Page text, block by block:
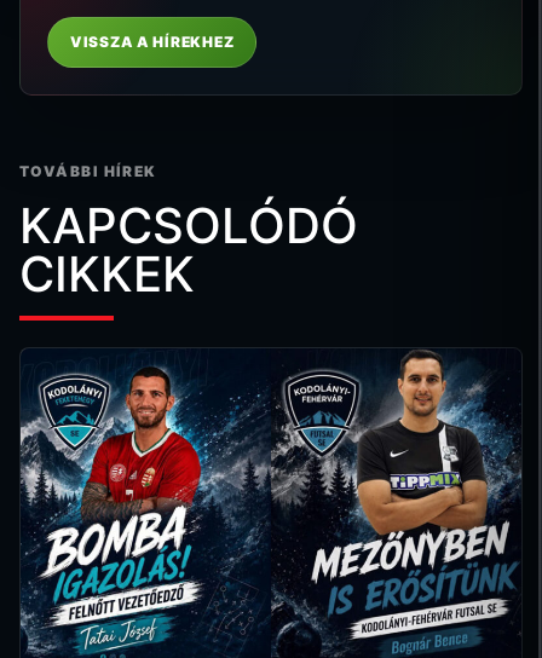
VISSZA A HÍREKHEZ
TOVÁBBI HÍREK
KAPCSOLÓDÓ
CIKKEK